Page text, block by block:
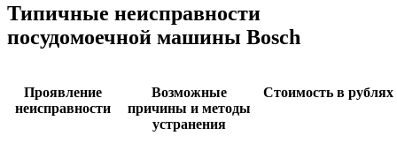
Типичные неисправности
посудомоечной машины Bosch
Проявление
неисправности
Возможные
причины и методы
устранения
Стоимость в рублях